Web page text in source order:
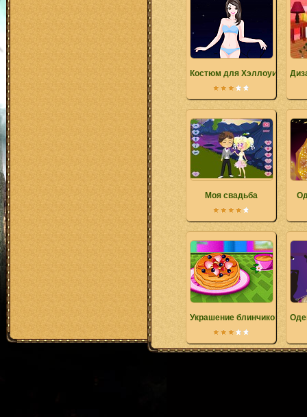
Костюм для Хэллоуина
Моя свадьба
Украшение блинчиков